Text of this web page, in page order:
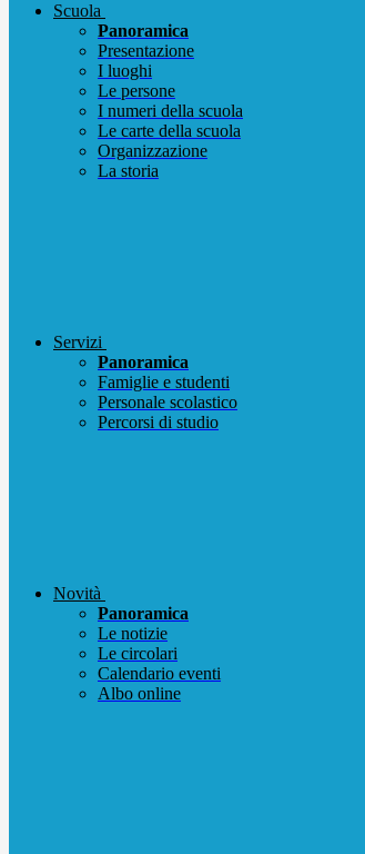
Scuola
Panoramica
Presentazione
I luoghi
Le persone
I numeri della scuola
Le carte della scuola
Organizzazione
La storia
Servizi
Panoramica
Famiglie e studenti
Personale scolastico
Percorsi di studio
Novità
Panoramica
Le notizie
Le circolari
Calendario eventi
Albo online